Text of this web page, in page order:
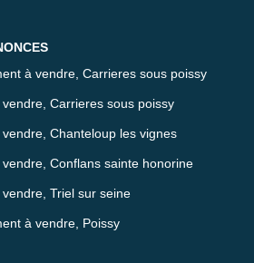
à vendre, Carrieres sous poissy
Carrieres sous poissy
Chanteloup les vignes
Conflans sainte honorine
Triel sur seine
à vendre, Poissy